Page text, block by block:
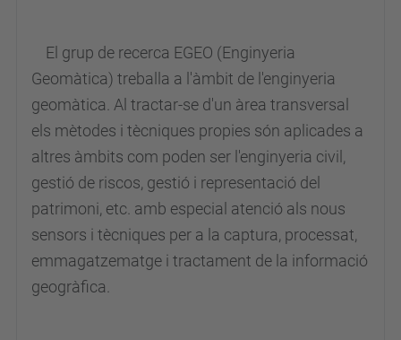
El grup de recerca EGEO (Enginyeria
Geomàtica) treballa a l'àmbit de l'enginyeria
geomàtica. Al tractar-se d'un àrea transversal
els mètodes i tècniques propies són aplicades a
altres àmbits com poden ser l'enginyeria civil,
gestió de riscos, gestió i representació del
patrimoni, etc. amb especial atenció als nous
sensors i tècniques per a la captura, processat,
emmagatzematge i tractament de la informació
geogràfica.